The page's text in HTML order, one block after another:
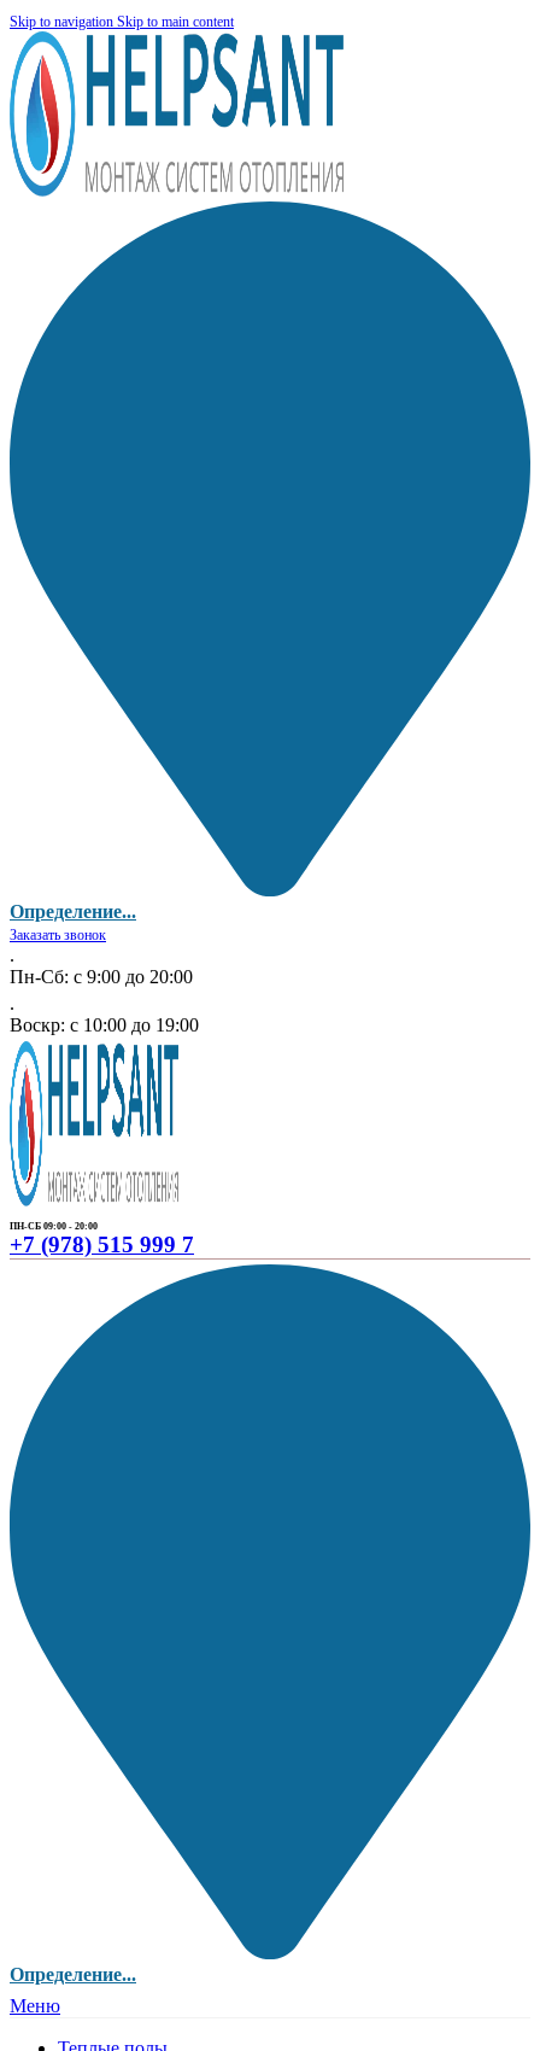
Skip to navigation Skip to main content
Определение...
Заказать звонок
.
Пн-Сб: с 9:00 до 20:00
.
Воскр: с 10:00 до 19:00
ПН-СБ 09:00 - 20:00
+7 (978) 515 999 7
Определение...
Меню